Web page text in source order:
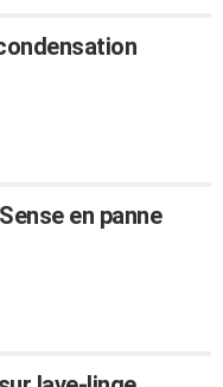
en panne